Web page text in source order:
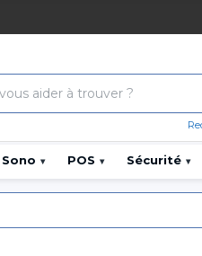
Sono ▾ POS ▾ Sécurité ▾